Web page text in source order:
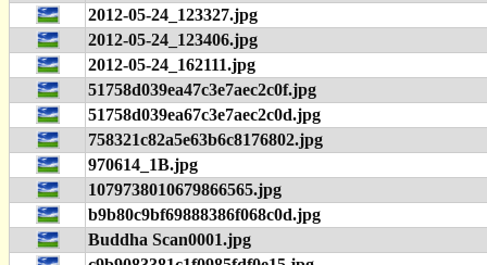
2012-05-24_123327.jpg
2012-05-24_123406.jpg
2012-05-24_162111.jpg
51758d039ea47c3e7aec2c0f.jpg
51758d039ea67c3e7aec2c0d.jpg
758321c82a5e63b6c8176802.jpg
970614_1B.jpg
1079738010679866565.jpg
b9b80c9bf69888386f068c0d.jpg
Buddha Scan0001.jpg